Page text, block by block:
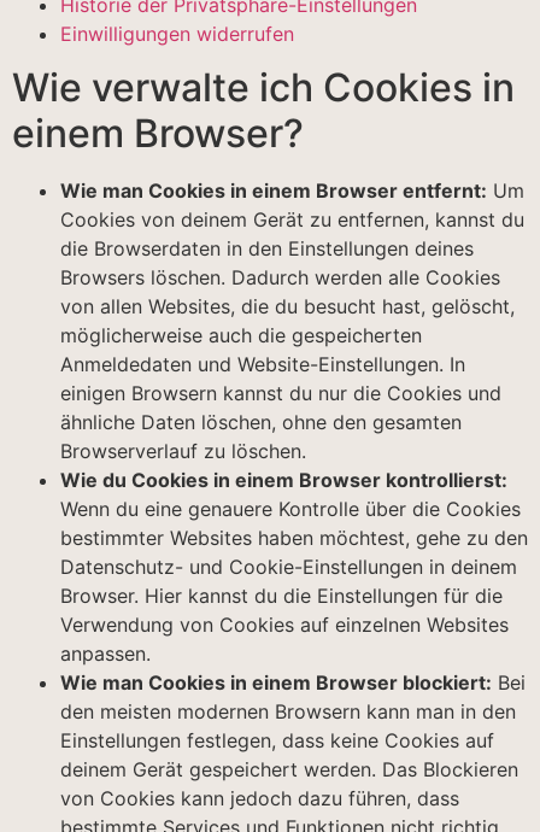
Einwilligungen widerrufen
Wie verwalte ich Cookies in
einem Browser?
Wie man Cookies in einem Browser entfernt: Um
Cookies von deinem Gerät zu entfernen, kannst du
die Browserdaten in den Einstellungen deines
Browsers löschen. Dadurch werden alle Cookies
von allen Websites, die du besucht hast, gelöscht,
möglicherweise auch die gespeicherten
Anmeldedaten und Website-Einstellungen. In
einigen Browsern kannst du nur die Cookies und
ähnliche Daten löschen, ohne den gesamten
Browserverlauf zu löschen.
Wie du Cookies in einem Browser kontrollierst:
Wenn du eine genauere Kontrolle über die Cookies
bestimmter Websites haben möchtest, gehe zu den
Datenschutz- und Cookie-Einstellungen in deinem
Browser. Hier kannst du die Einstellungen für die
Verwendung von Cookies auf einzelnen Websites
anpassen.
Wie man Cookies in einem Browser blockiert: Bei
den meisten modernen Browsern kann man in den
Einstellungen festlegen, dass keine Cookies auf
deinem Gerät gespeichert werden. Das Blockieren
von Cookies kann jedoch dazu führen, dass